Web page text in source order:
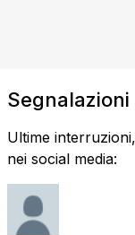
Ultime
nei social media: